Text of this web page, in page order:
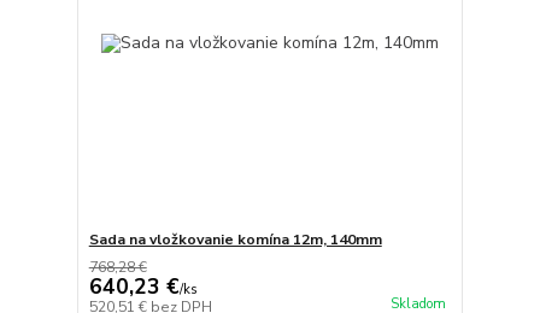
Sada na vložkovanie komína 12m, 140mm
768,28 €
640,23 €/ks
520,51 € bez DPH Skladom